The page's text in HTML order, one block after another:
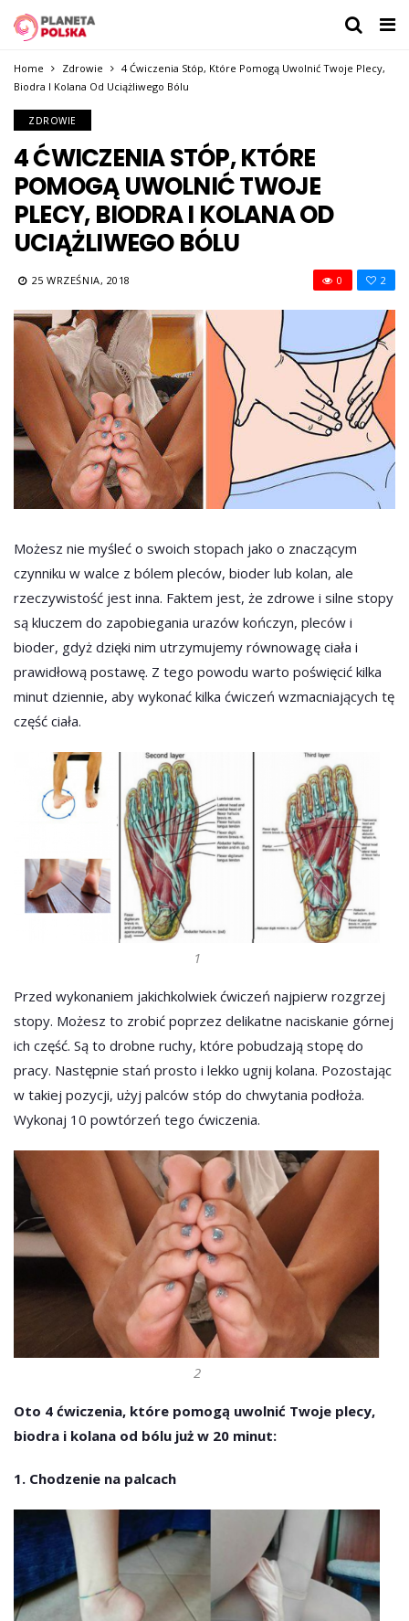
Home Zdrowie
4 Ćwiczenia Stóp, Które Pomogą Uwolnić Twoje Plecy,
Biodra I Kolana Od Uciążliwego Bólu
ZDROWIE
4 ĆWICZENIA STÓP, KTÓRE
POMOGĄ UWOLNIĆ TWOJE
PLECY, BIODRA I KOLANA OD
UCIĄŻLIWEGO BÓLU
25 WRZEŚNIA, 2018 2
0
Możesz nie myśleć o swoich stopach jako o znaczącym
czynniku w walce z bólem pleców, bioder lub kolan, ale
rzeczywistość jest inna. Faktem jest, że zdrowe i silne stopy
są kluczem do zapobiegania urazów kończyn, pleców i
bioder, gdyż dzięki nim utrzymujemy równowagę ciała i
prawidłową postawę. Z tego powodu warto poświęcić kilka
minut dziennie, aby wykonać kilka ćwiczeń wzmacniających tę
część ciała.
1
Przed wykonaniem jakichkolwiek ćwiczeń najpierw rozgrzej
stopy. Możesz to zrobić poprzez delikatne naciskanie górnej
ich część. Są to drobne ruchy, które pobudzają stopę do
pracy. Następnie stań prosto i lekko ugnij kolana. Pozostając
w takiej pozycji, użyj palców stóp do chwytania podłoża.
Wykonaj 10 powtórzeń tego ćwiczenia.
2
Oto 4 ćwiczenia, które pomogą uwolnić Twoje plecy,
biodra i kolana od bólu już w 20 minut:
1. Chodzenie na palcach